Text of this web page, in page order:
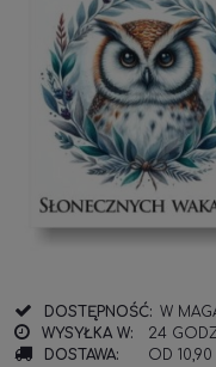
DOSTĘPNOŚĆ: W
WYSYŁKA W:
24
DOSTAWA:
OD